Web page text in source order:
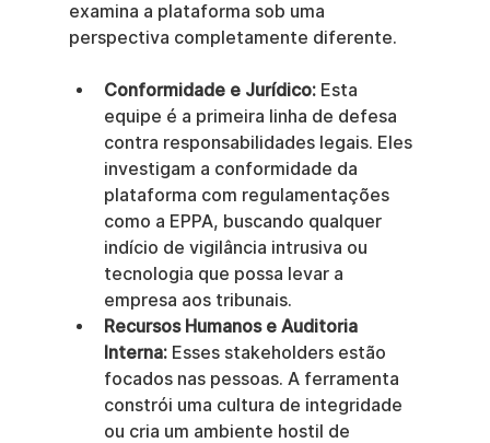
examina a plataforma sob uma
perspectiva completamente diferente.
Conformidade e Jurídico: Esta
equipe é a primeira linha de defesa
contra responsabilidades legais. Eles
investigam a conformidade da
plataforma com regulamentações
como a EPPA, buscando qualquer
indício de vigilância intrusiva ou
tecnologia que possa levar a
empresa aos tribunais.
Recursos Humanos e Auditoria
Interna: Esses stakeholders estão
focados nas pessoas. A ferramenta
constrói uma cultura de integridade
ou cria um ambiente hostil de